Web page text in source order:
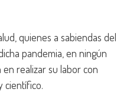
quienes a sabiendas del
pandemia, en ningún
realizar su labor con
científico.